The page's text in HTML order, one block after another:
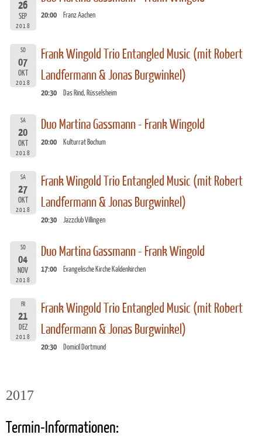
26
SEP
2018
20:00 Franz Aachen
SO
07
OKT
2018
Frank Wingold Trio Entangled Music (mit Robert
Landfermann & Jonas Burgwinkel)
20:30 Das Rind, Rüsselsheim
SA
20
OKT
2018
Duo Martina Gassmann - Frank Wingold
20:00 Kulturrat Bochum
SA
27
OKT
2018
Frank Wingold Trio Entangled Music (mit Robert
Landfermann & Jonas Burgwinkel)
20:30 Jazzclub Villingen
SO
04
NOV
2018
Duo Martina Gassmann - Frank Wingold
17:00 Evangelische Kirche Kaldenkirchen
FR
21
DEZ
2018
Frank Wingold Trio Entangled Music (mit Robert
Landfermann & Jonas Burgwinkel)
20:30 Domicil Dortmund
2017
Termin-Informationen: